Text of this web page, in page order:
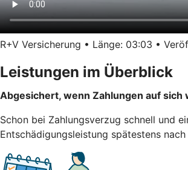
R+V Versicherung • Länge: 03:03 •
Leistungen im Überblick
Abgesichert, wenn Zahlungen auf sich
Schon bei Zahlungsverzug schnell und
Entschädigungsleistung spätestens